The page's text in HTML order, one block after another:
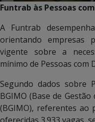
Funtrab às Pessoas
A Funtrab
orientando empresas
vigente sobre a
mínimo de Pessoas com
Segundo dados sobre
BGIMO (Base de Gestão
(BGIMO), referentes